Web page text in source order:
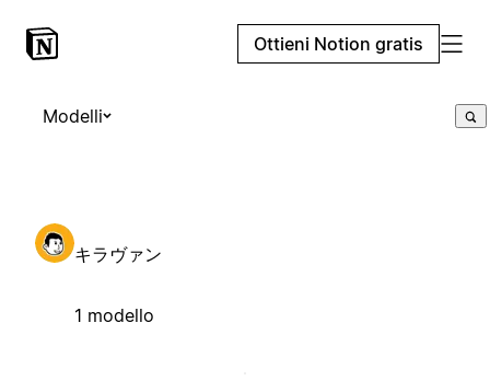
Ottieni Notion gratis
Modelli
キラヴァン
1 modello